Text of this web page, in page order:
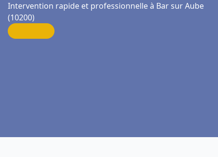
Intervention rapide et professionnelle à Bar sur Aube
(10200)